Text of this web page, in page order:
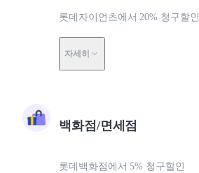
롯데자이언츠에서 20% 청구할인
자세히
백화점/면세점
롯데백화점에서 5% 청구할인